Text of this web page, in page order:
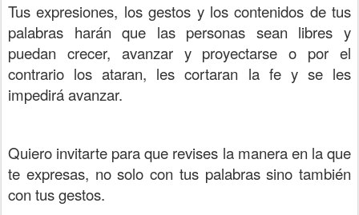
Tus expresiones, los gestos y los contenidos de tus
palabras harán que las personas sean libres y
puedan crecer, avanzar y proyectarse o por el
contrario los ataran, les cortaran la fe y se les
impedirá avanzar.
Quiero invitarte para que revises la manera en la que
te expresas, no solo con tus palabras sino también
con tus gestos.